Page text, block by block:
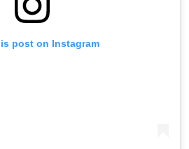
post on Instagram